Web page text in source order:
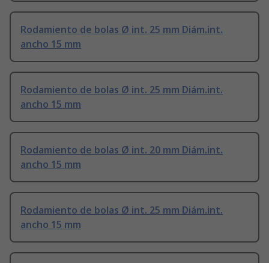
Rodamiento de bolas Ø int. 25 mm Diám.int.
ancho 15 mm
Rodamiento de bolas Ø int. 25 mm Diám.int.
ancho 15 mm
Rodamiento de bolas Ø int. 20 mm Diám.int.
ancho 15 mm
Rodamiento de bolas Ø int. 25 mm Diám.int.
ancho 15 mm